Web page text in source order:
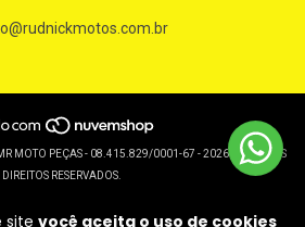
site você aceita o uso de cookies
MOTO PEÇAS - 08.415.829/0001-67 - 2026. TODOS OS
DIREITOS RESERVADOS.